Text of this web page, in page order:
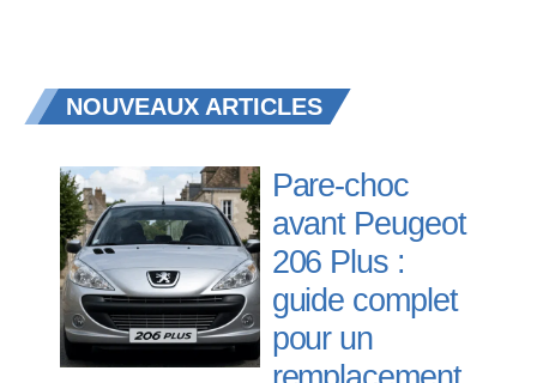
NOUVEAUX ARTICLES
Pare-choc
avant Peugeot
206 Plus :
guide complet
pour un